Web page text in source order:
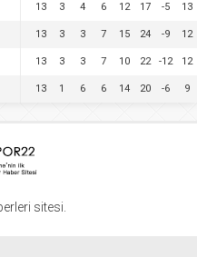
13 3 4 6 12 17 -5 13
13 3 3 7 15 24 -9 12
13 3 3 7 10 22 -12 12
13 1 6 6 14 20 -6 9
sitesi.